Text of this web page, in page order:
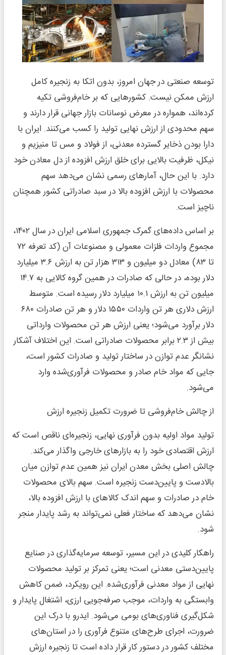
توسعه صنعتی در جهان امروز، بدون اتکا به زنجیره کامل
ارزش ممکن نیست. کشورهایی که بر خام‌فروشی تکیه
کرده‌اند، همواره در معرض نوسانات بازار جهانی قرار دارند و
سهم محدودی از ارزش نهایی تولید را کسب می‌کنند. ایران با
دارا بودن ذخایر گسترده معدنی، از فولاد و مس تا منیزیم و
نیکل، ظرفیت بالایی برای خلق ارزش افزوده از دل معادن خود
دارد. با این حال، آمارهای رسمی نشان می‌دهد سهم
محصولات با ارزش افزوده بالا در سبد صادراتی کشور همچنان
ناچیز است.
بر اساس داده‌های گمرک جمهوری اسلامی ایران در سال ۱۴۰۲،
مجموع واردات فلزات معمولی و مصنوعات آن (کد تعرفه ۷۲
تا ۸۳) معادل دو میلیون و ۳۱۳ هزار تن به ارزش ۳.۶ میلیارد
دلار بوده، در حالی که صادرات در همین گروه کالایی به ۱۴.۷
میلیون تن به ارزش ۱۰.۱ میلیارد دلار رسیده است. متوسط
ارزش دلاری هر تن واردات ۱۵۵۰ دلار و هر تن صادرات ۶۸۰
دلار برآورد می‌شود؛ یعنی ارزش هر تن محصولات وارداتی
بیش از ۲.۳ برابر محصولات صادراتی است. این اختلاف آشکار
نشانگر عدم توازن در ساختار تولید و صادرات کشور است،
جایی که مواد خام صادر و محصولات فرآوری‌شده وارد
می‌شود.
از چالش خام‌فروشی تا ضرورت تکمیل زنجیره ارزش
تولید مواد اولیه بدون فرآوری نهایی، زنجیره‌ای ناقص است که
ارزش اقتصادی خود را به بازارهای خارجی واگذار می‌کند.
چالش اصلی بخش معدن ایران نیز همین عدم توازن میان
بالادست و پایین‌دست زنجیره است. سهم بالای محصولات
خام در صادرات و سهم اندک کالاهای با ارزش افزوده بالا،
نشان می‌دهد که ساختار فعلی نمی‌تواند به رشد پایدار منجر
شود.
راهکار کلیدی در این مسیر، توسعه سرمایه‌گذاری در صنایع
پایین‌دستی معدنی است؛ یعنی تمرکز بر تولید محصولات
نهایی از مواد معدنی فرآوری‌شده. این رویکرد، ضمن کاهش
وابستگی به واردات، موجب صرفه‌جویی ارزی، اشتغال پایدار و
شکل‌گیری فناوری‌های بومی می‌شود. ایدرو با درک این
ضرورت، اجرای طرح‌های متنوع فرآوری را در استان‌های
مختلف کشور در دستور کار قرار داده است تا زنجیره ارزش